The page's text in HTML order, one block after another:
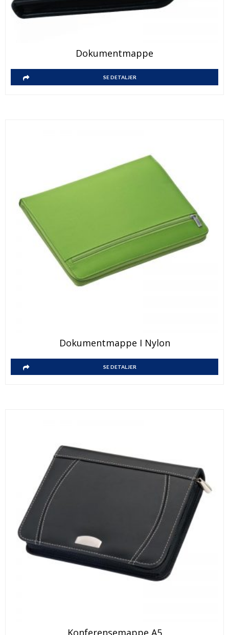
Dokumentmappe
SE DETALJER
Dokumentmappe I Nylon
SE DETALJER
Konferensemappe A5